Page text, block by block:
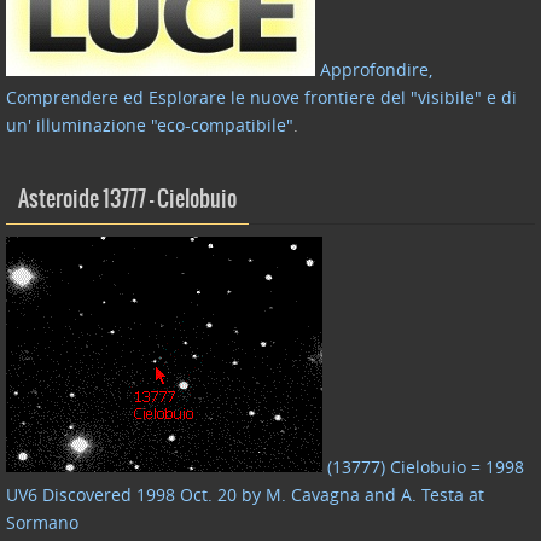
Approfondire,
Comprendere ed Esplorare le nuove frontiere del "visibile" e di
un' illuminazione "eco-compatibile".
Asteroide 13777 – Cielobuio
(13777) Cielobuio = 1998
UV6 Discovered 1998 Oct. 20 by M. Cavagna and A. Testa at
Sormano